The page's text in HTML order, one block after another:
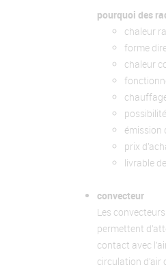
pourquoi des
chaleur
forme
chaleur
émission
prix
livrable
convecteur
Les
permettent
contact avec
circulation